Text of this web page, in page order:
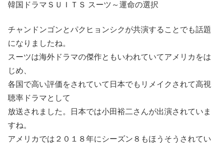
韓国ドラマＳＵＩＴＳ スーツ～運命の選択
チャンドンゴンとパクヒョンシクが共演することでも話題
になりましたね。
スーツは海外ドラマの傑作ともいわれていてアメリカをは
じめ、
各国で高い評価をされていて日本でもリメイクされて高視
聴率ドラマとして
放送されました。日本では小田裕二さんが出演されていま
すね。
アメリカでは２０１８年にシーズン８もほうそうされてい